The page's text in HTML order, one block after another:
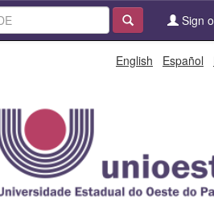
Sign
English Español